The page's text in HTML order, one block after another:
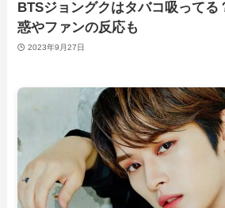
BTSジョングクはタバコ吸ってる
惑やファンの反応も
2023年9月27日